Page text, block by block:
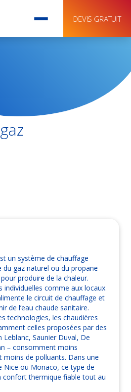
DEVIS GRATUIT
un système de chauffage
gaz naturel ou du propane
produire de la chaleur.
individuelles comme aux locaux
le circuit de chauffage et
de l’eau chaude sanitaire.
technologies, les chaudières
celles proposées par des
Saunier Duval, De
– consomment moins
moins de polluants. Dans une
Nice ou Monaco, ce type de
confort thermique fiable tout au